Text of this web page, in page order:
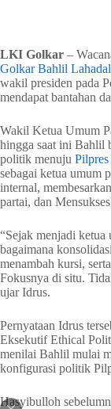
LKI Golkar –
Golkar Bahlil
wakil presiden pada
mendapat bantahan
Wakil Ketua Umum
hingga saat ini Bahlil
politik menuju
sebagai ketua umum
internal,
partai, dan
“Sejak menjadi
bagaimana
menambah kursi,
Fokusnya di situ.
ujar Idrus.
Pernyataan Idrus
Eksekutif Ethical
menilai Bahlil mulai
konfigurasi politik
Hasyibulloh